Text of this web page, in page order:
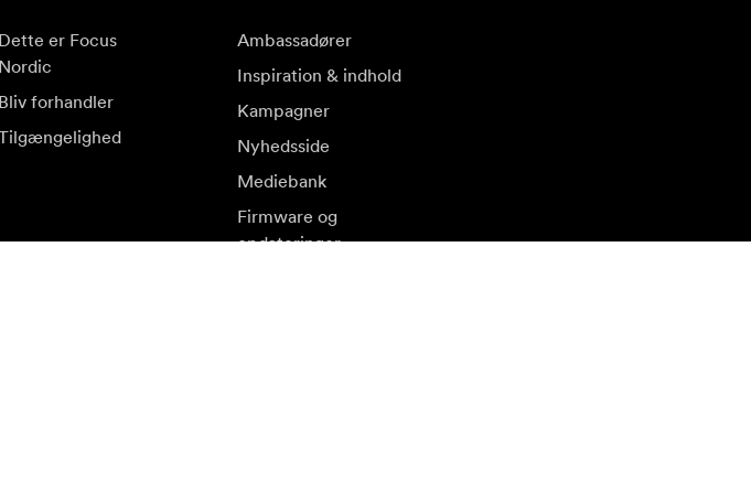
Dette er Focus
Nordic
Bliv forhandler
Ambassadører
Inspiration & indhold
Kampagner
Nyhedsside
Mediebank
Firmware og
opdateringer